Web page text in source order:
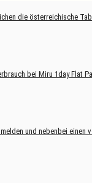
die österreichische
bei Miru 1day Flat
und nebenbei einen